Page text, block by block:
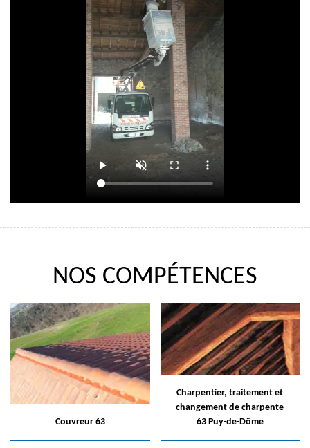
NOS COMPÉTENCES
Couvreur 63
Charpentier, traitement et
changement de charpente
63 Puy-de-Dôme